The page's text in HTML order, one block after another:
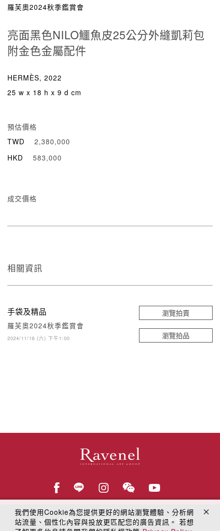
羅芙奧2024秋季鑑賞會
亮面黑色NILO鱷魚皮25公分外縫凱莉包
附金色金屬配件
HERMÈS, 2022
25 w x 18 h x 9 d cm
預估價格
TWD
2,380,000
HKD
583,000
成交價格
相關資訊
手袋及精品
羅芙奧2024秋季鑑賞會
2024/11/16 (六) 下午1:00
瀏覽拍賣
瀏覽拍品
© 2018羅芙奧藝術集團 線上隱私權保護政策
我們使用Cookie為您提供更好的網站瀏覽體驗、分析網
站流量、個性化內容與投放更匹配您的廣告資訊。 若想